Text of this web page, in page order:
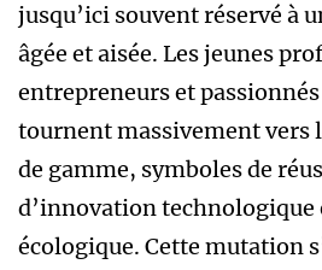
jusqu’ici souvent réservé à
âgée et aisée. Les jeunes
entrepreneurs et
tournent massivement vers
de gamme, symboles de
d’innovation technologique
écologique. Cette mutation